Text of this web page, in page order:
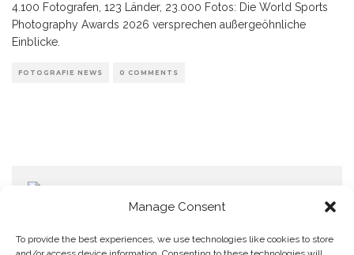
Manage Consent
To provide the best experiences, we use technologies like cookies to store
4.100 Fotografen, 123 Länder, 23.000 Fotos: Die World Sports
Photography Awards 2026 versprechen außergeöhnliche
Einblicke.
FOTOGRAFIE NEWS 0 COMMENTS